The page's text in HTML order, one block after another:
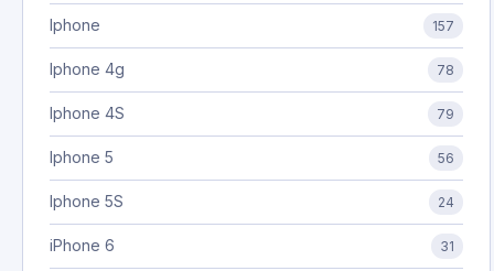
Iphone 157
Iphone 4g 78
Iphone 4S 79
Iphone 5 56
Iphone 5S 24
iPhone 6 31